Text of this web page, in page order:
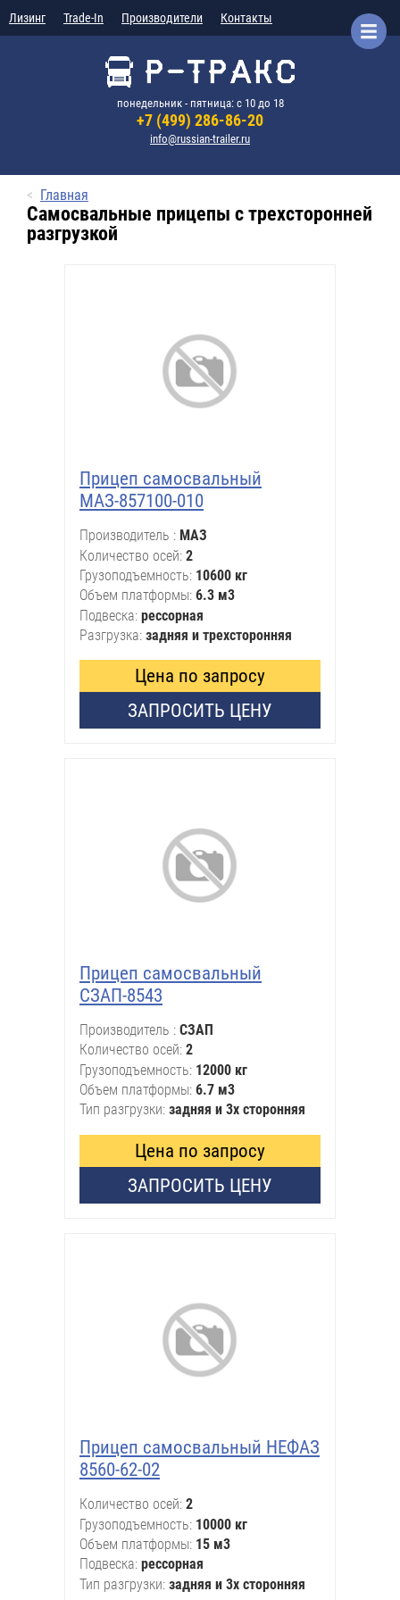
Лизинг Trade-In Производители Контакты
понедельник - пятница: с 10 до 18
+7 (499) 286-86-20
info@russian-trailer.ru
Главная
Самосвальные прицепы с трехсторонней
разгрузкой
Прицеп самосвальный
МАЗ-857100-010
Производитель
МАЗ
Количество осей 2
Грузоподъемность 10600 кг
Объем платформы 6.3 м3
Подвеска рессорная
Разгрузка задняя и трехсторонняя
Цена по запросу
ЗАПРОСИТЬ ЦЕНУ
Прицеп самосвальный
СЗАП-8543
Производитель
СЗАП
Количество осей 2
Грузоподъемность 12000 кг
Объем платформы 6.7 м3
Тип разгрузки задняя и 3х сторонняя
Цена по запросу
ЗАПРОСИТЬ ЦЕНУ
Прицеп самосвальный НЕФАЗ
8560-62-02
Количество осей 2
Грузоподъемность 10000 кг
Объем платформы 15 м3
Подвеска рессорная
Тип разгрузки задняя и 3х сторонняя